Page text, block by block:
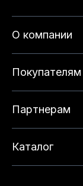
О компании
Покупателям
Партнерам
Каталог